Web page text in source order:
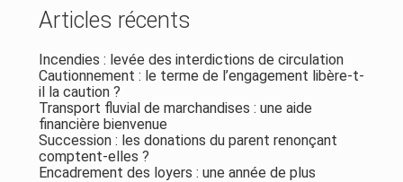
Articles récents
Incendies : levée des interdictions de circulation
Cautionnement : le terme de l’engagement libère-t-
il la caution ?
Transport fluvial de marchandises : une aide
financière bienvenue
Succession : les donations du parent renonçant
comptent-elles ?
Encadrement des loyers : une année de plus